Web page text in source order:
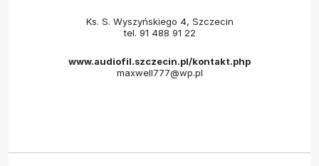
Ks. S. Wyszyńskiego 4, Szczecin
tel. 91 488 91 22
www.audiofil.szczecin.pl/kontakt.php
maxwell777@wp.pl